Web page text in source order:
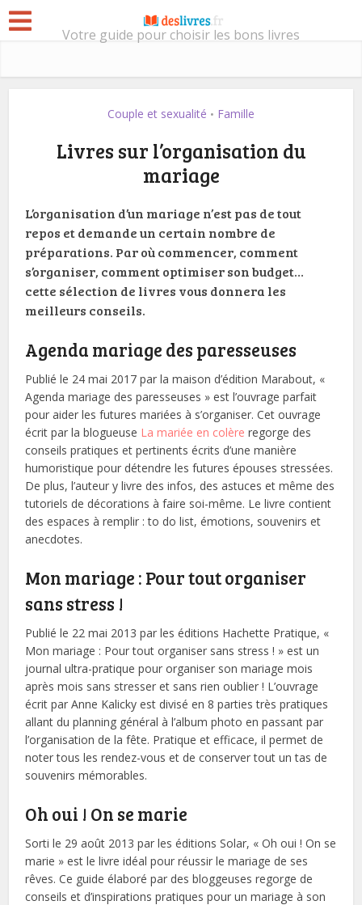
Votre guide pour choisir les bons livres
Couple et sexualité • Famille
Livres sur l’organisation du
mariage
L’organisation d’un mariage n’est pas de tout
repos et demande un certain nombre de
préparations. Par où commencer, comment
s’organiser, comment optimiser son budget…
cette sélection de livres vous donnera les
meilleurs conseils.
Agenda mariage des paresseuses
Publié le 24 mai 2017 par la maison d’édition Marabout, «
Agenda mariage des paresseuses » est l’ouvrage parfait
pour aider les futures mariées à s’organiser. Cet ouvrage
écrit par la blogueuse La mariée en colère regorge des
conseils pratiques et pertinents écrits d’une manière
humoristique pour détendre les futures épouses stressées.
De plus, l’auteur y livre des infos, des astuces et même des
tutoriels de décorations à faire soi-même. Le livre contient
des espaces à remplir : to do list, émotions, souvenirs et
anecdotes.
Mon mariage : Pour tout organiser
sans stress !
Publié le 22 mai 2013 par les éditions Hachette Pratique, «
Mon mariage : Pour tout organiser sans stress ! » est un
journal ultra-pratique pour organiser son mariage mois
après mois sans stresser et sans rien oublier ! L’ouvrage
écrit par Anne Kalicky est divisé en 8 parties très pratiques
allant du planning général à l’album photo en passant par
l’organisation de la fête. Pratique et efficace, il permet de
noter tous les rendez-vous et de conserver tout un tas de
souvenirs mémorables.
Oh oui ! On se marie
Sorti le 29 août 2013 par les éditions Solar, « Oh oui ! On se
marie » est le livre idéal pour réussir le mariage de ses
rêves. Ce guide élaboré par des bloggeuses regorge de
conseils et d’inspirations pratiques pour un mariage à son